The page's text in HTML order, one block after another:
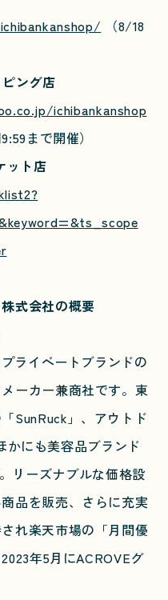
（8/18
ング店
ichibankanshop
まで開催）
ット店
式会社の概要
ライベートブランドの
ーカー兼商社です。東
SunRuck」、アウトド
かにも美容品ブランド
リーズナブルな価格設
品を販売、さらに充実
れ楽天市場の「月間優
年5月にACROVEグ